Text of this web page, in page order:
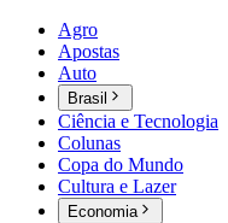
Agro
Apostas
Auto
Brasil
Ciência e Tecnologia
Colunas
Copa do Mundo
Cultura e Lazer
Economia